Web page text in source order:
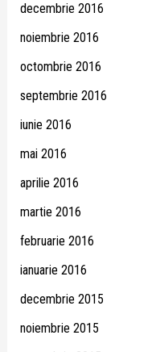
decembrie 2016
noiembrie 2016
octombrie 2016
septembrie 2016
iunie 2016
mai 2016
aprilie 2016
martie 2016
februarie 2016
ianuarie 2016
decembrie 2015
noiembrie 2015